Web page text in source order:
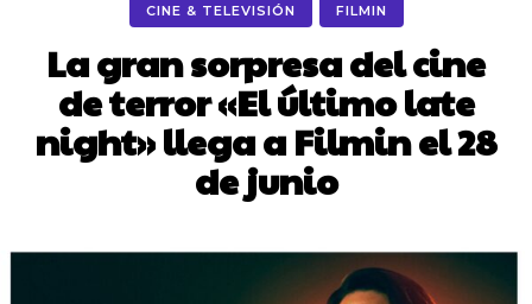
CINE & TELEVISIÓN FILMIN
La gran sorpresa del cine
de terror «El último late
night» llega a Filmin el 28
de junio